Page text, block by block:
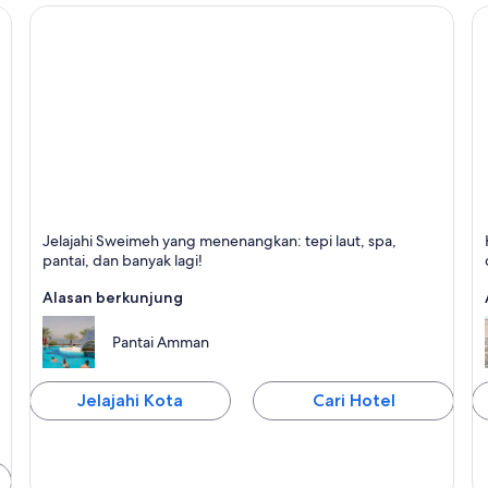
Sweimeh
Terkenal dengan Laut, Spa, dan Renang
Jelajahi Sweimeh yang menenangkan: tepi laut, spa,
pantai, dan banyak lagi!
Alasan berkunjung
Pantai Amman
Jelajahi Kota Cari Hotel